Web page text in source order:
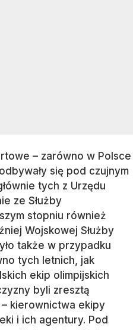
– zarówno w Polsce
się pod czujnym
tych z Urzędu
ze Służby
stopniu również
Wojskowej Służby
także w przypadku
tych letnich, jak
ekip olimpijskich
byli zresztą
kierownictwa ekipy
i ich agentury. Pod